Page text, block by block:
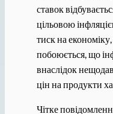
ставок
цільовою
тиск на
побоюється, що
внаслідок
цін на продукти
Чітке